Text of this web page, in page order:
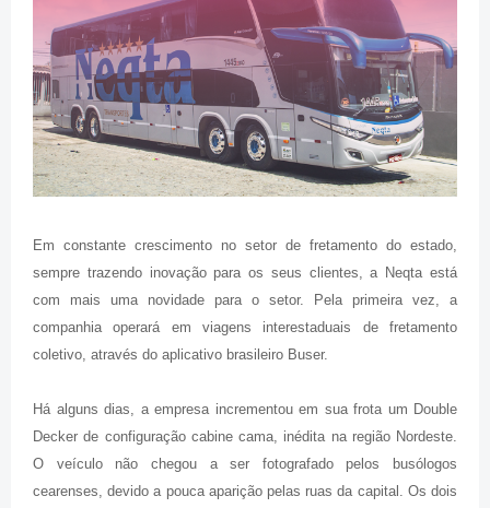
Em constante crescimento no setor de fretamento do estado,
sempre trazendo inovação para os seus clientes, a Neqta está
com mais uma novidade para o setor. Pela primeira vez, a
companhia operará em viagens interestaduais de fretamento
coletivo, através do aplicativo brasileiro Buser.
Há alguns dias, a empresa incrementou em sua frota um Double
Decker de configuração cabine cama, inédita na região Nordeste.
O veículo não chegou a ser fotografado pelos busólogos
cearenses, devido a pouca aparição pelas ruas da capital. Os dois